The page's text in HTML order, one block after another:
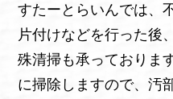
すたーとらいんでは、
片付けなどを行った後
殊清掃も承っておりま
に掃除しますので、汚